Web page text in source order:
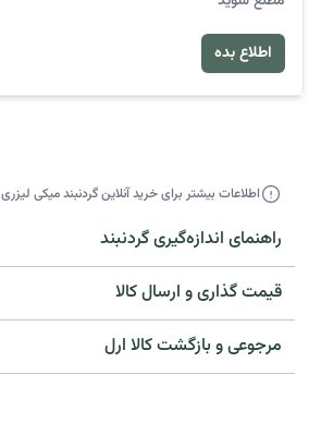
اطلاع بده
اطلاعات بیشتر برای خرید آنلاین گردنبند میکی لیزری ۲
راهنمای اندازه‌گیری گردنبند
قیمت گذاری و ارسال کالا
مرجوعی و بازگشت کالا ارل​